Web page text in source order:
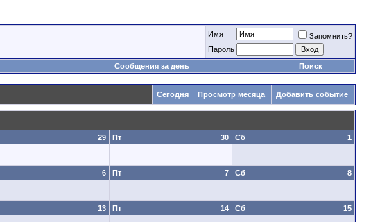
Имя
Запомнить?
Пароль
Сообщения за день Поиск
Сегодня Просмотр месяца Добавить событие
29 30
Пт 1
Сб
6 7
Пт 8
Сб
13 14
Пт 15
Сб